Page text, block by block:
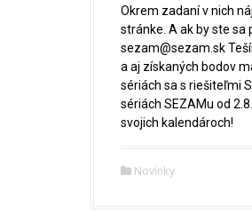
Okrem zadaní v nich
stránke. A ak by ste sa
sezam@sezam.sk
a aj získaných bodov
sériách sa s riešiteľmi
sériách SEZAMu od
svojich kalendároch!
Novinky